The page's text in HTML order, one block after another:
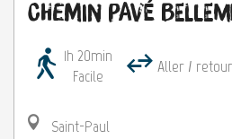
Chemin pavé
1h 20min
Facile
Aller / retour
Saint-Paul